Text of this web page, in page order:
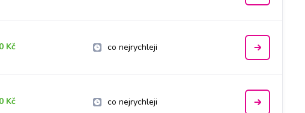
Kč co nejrychleji
Kč co nejrychleji